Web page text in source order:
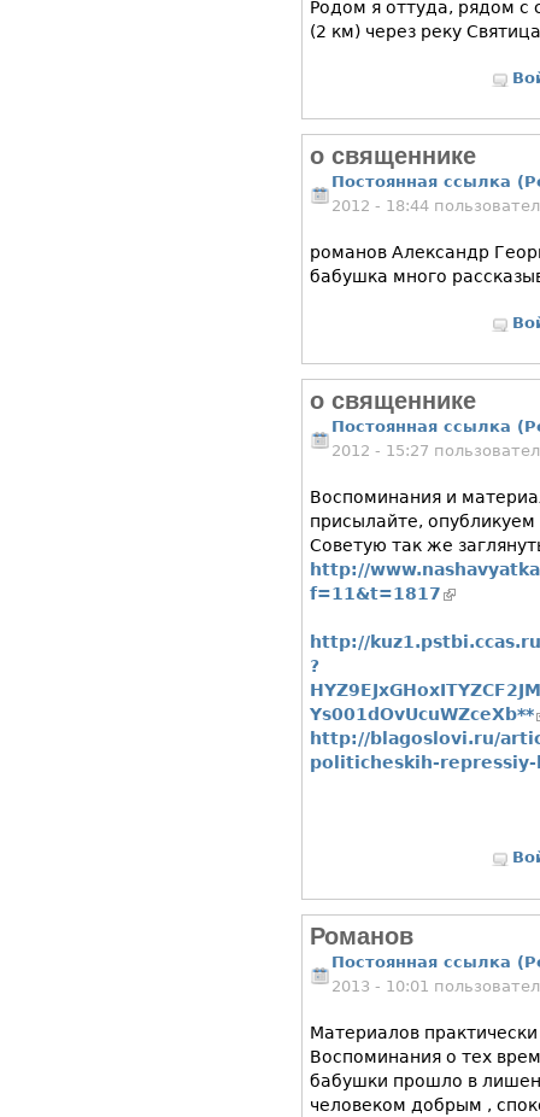
Родом я оттуда, рядом с
(2 км) через реку
о священнике
Постоянная ссылка
2012 - 18:44
романов Александр
бабушка много
о священнике
Постоянная ссылка
2012 - 15:27
Воспоминания и
присылайте, опубликуем
Советую так же
http://
f=11&t=1817 (внешняя
http://
?
Ys001dOvUcuWZceXb**
http://blagoslovi.ru/
politicheskih-
Романов
Постоянная ссылка
2013 - 10:01
Материалов
Воспоминания о тех
бабушки прошло в
человеком добрым ,